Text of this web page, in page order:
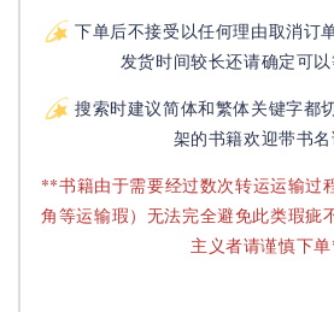
下单后不接受以任何理由取消订
发货时间较长还请确定可
搜索时建议简体和繁体关键字都
架的书籍欢迎带书
**书籍由于需要经过数次转运运输过
角等运输瑕）无法完全避免此类瑕疵
主义者请谨慎下